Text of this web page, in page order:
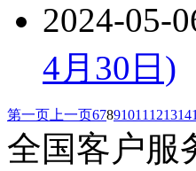
2024-05-
4月30日)
第一页 上一页67891011 121314
全国客户服